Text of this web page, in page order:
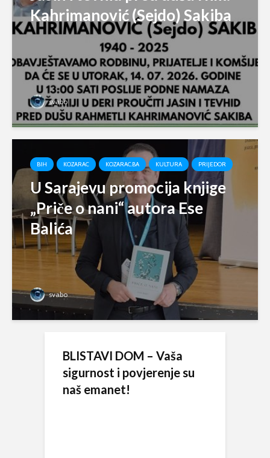
Kahrimanović (Sejdo) Sakiba
svabo
BIH KOZARAC KOZARAC.BA KULTURA PRIJEDOR
U Sarajevu promocija knjige
„Priče o nani“ autora Ese
Balića
svabo
BLISTAVI DOM – Vaša
sigurnost i povjerenje su
naš emanet!